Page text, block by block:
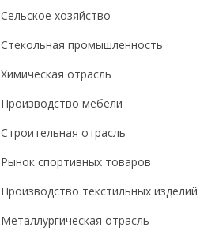
Сельское хозяйство
Стекольная промышленность
Химическая отрасль
Производство мебели
Строительная отрасль
Рынок спортивных товаров
Производство текстильных изделий
Металлургическая отрасль